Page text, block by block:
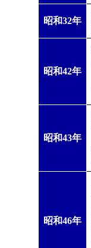
昭和32年
昭和42年
昭和43年
昭和46年